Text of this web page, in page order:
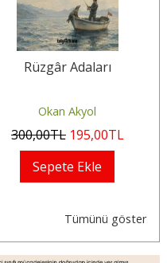
Rüzgâr Adaları
Okan Akyol
300,00TL 195,00TL
Sepete Ekle
Tümünü göster